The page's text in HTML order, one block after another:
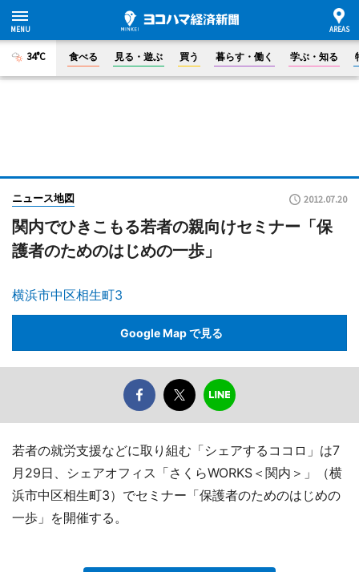
34°C 食べる 見る・遊ぶ 買う 暮らす・働く 学ぶ・知る
ニュース地図 2012.07.20
関内でひきこもる若者の親向けセミナー「保
護者のためのはじめの一歩」
横浜市中区相生町3
Google Map で見る
若者の就労支援などに取り組む「シェアするココロ」は7
月29日、シェアオフィス「さくらWORKS＜関内＞」（横
浜市中区相生町3）でセミナー「保護者のためのはじめの
一歩」を開催する。